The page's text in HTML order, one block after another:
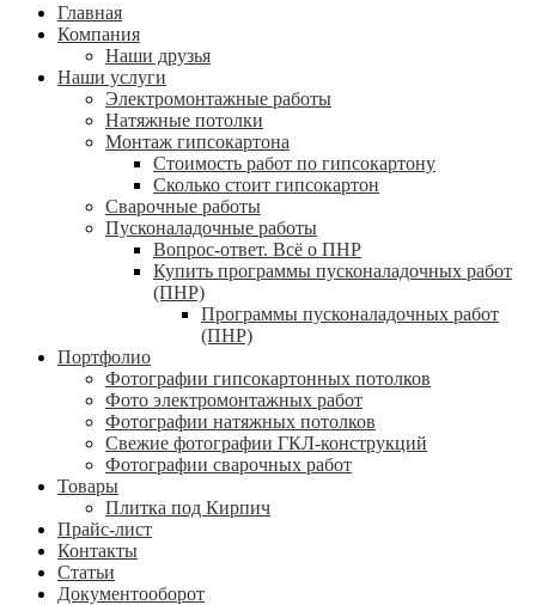
Главная
Компания
Наши друзья
Наши услуги
Электромонтажные работы
Натяжные потолки
Монтаж гипсокартона
Стоимость работ по гипсокартону
Сколько стоит гипсокартон
Сварочные работы
Пусконаладочные работы
Вопрос-ответ. Всё о ПНР
Купить программы пусконаладочных работ
(ПНР)
Программы пусконаладочных работ
(ПНР)
Портфолио
Фотографии гипсокартонных потолков
Фото электромонтажных работ
Фотографии натяжных потолков
Свежие фотографии ГКЛ-конструкций
Фотографии сварочных работ
Товары
Плитка под Кирпич
Прайс-лист
Контакты
Статьи
Документооборот